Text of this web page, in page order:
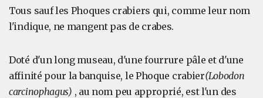
Tous sauf les Phoques crabiers qui, comme leur nom
l'indique, ne mangent pas de crabes.
Doté d'un long museau, d'une fourrure pâle et d'une
affinité pour la banquise, le Phoque crabier(Lobodon
carcinophagus) , au nom peu approprié, est l'un des